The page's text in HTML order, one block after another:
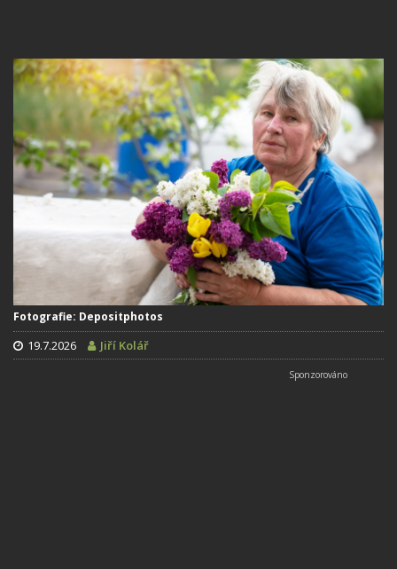
Fotografie: Depositphotos
19.7.2026 Jiří Kolář